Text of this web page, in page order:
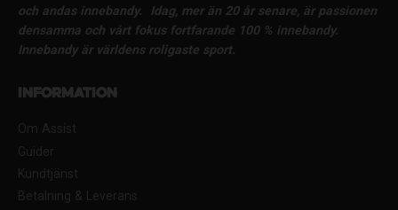
och andas innebandy.
Idag, mer än 20 år senare, är passionen
densamma och vårt fokus fortfarande 100 % innebandy.
Innebandy är världens roligaste sport.
Information
Om Assist
Guider
Kundtjänst
Betalning & Leverans